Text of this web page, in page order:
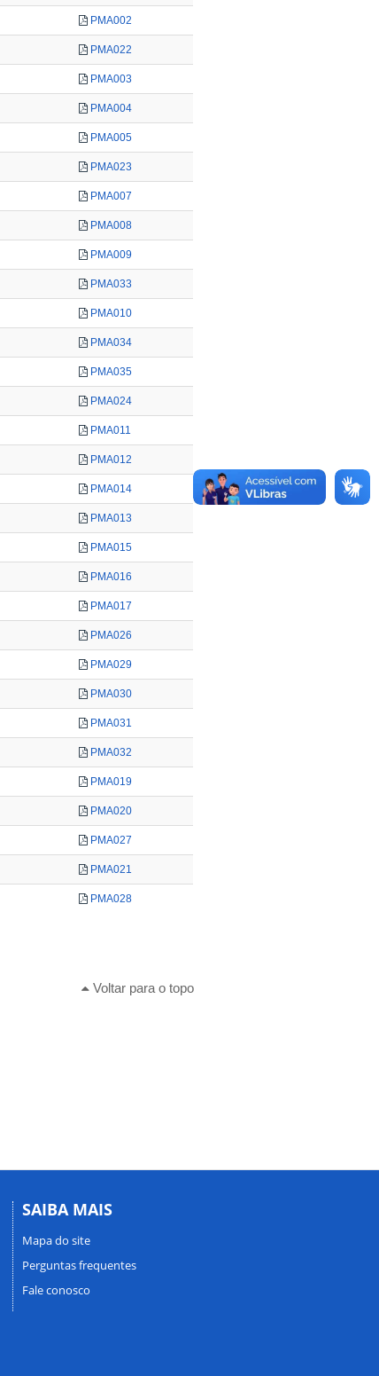
PMA002
PMA022
PMA003
PMA004
PMA005
PMA023
PMA007
PMA008
PMA009
PMA033
PMA010
PMA034
PMA035
PMA024
PMA011
PMA012
PMA014
PMA013
PMA015
PMA016
PMA017
PMA026
PMA029
PMA030
PMA031
PMA032
PMA019
PMA020
PMA027
PMA021
PMA028
Voltar para o topo
SAIBA MAIS
Mapa do site
Perguntas frequentes
Fale conosco